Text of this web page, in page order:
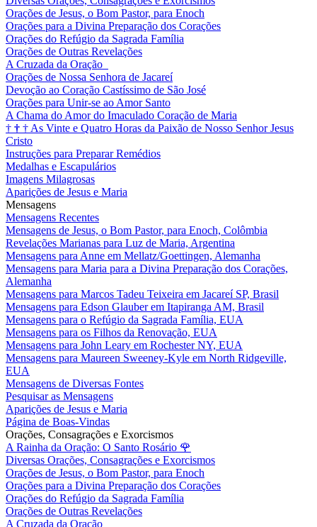
Orações de Jesus, o Bom Pastor, para Enoch
Orações para a Divina Preparação dos Corações
Orações do Refúgio da Sagrada Família
Orações de Outras Revelações
A Cruzada da Oração
Orações de Nossa Senhora de Jacareí
Devoção ao Coração Castíssimo de São José
Orações para Unir-se ao Amor Santo
A Chama do Amor do Imaculado Coração de Maria
† † † As Vinte e Quatro Horas da Paixão de Nosso Senhor Jesus
Cristo
Instruções para Preparar Remédios
Medalhas e Escapulários
Imagens Milagrosas
Aparições de Jesus e Maria
Mensagens
Mensagens Recentes
Mensagens de Jesus, o Bom Pastor, para Enoch, Colômbia
Revelações Marianas para Luz de Maria, Argentina
Mensagens para Anne em Mellatz/Goettingen, Alemanha
Mensagens para Maria para a Divina Preparação dos Corações,
Alemanha
Mensagens para Marcos Tadeu Teixeira em Jacareí SP, Brasil
Mensagens para Edson Glauber em Itapiranga AM, Brasil
Mensagens para o Refúgio da Sagrada Família, EUA
Mensagens para os Filhos da Renovação, EUA
Mensagens para John Leary em Rochester NY, EUA
Mensagens para Maureen Sweeney-Kyle em North Ridgeville,
EUA
Mensagens de Diversas Fontes
Pesquisar as Mensagens
Aparições de Jesus e Maria
Página de Boas-Vindas
Orações, Consagrações e Exorcismos
A Rainha da Oração: O Santo Rosário 🌹
Diversas Orações, Consagrações e Exorcismos
Orações de Jesus, o Bom Pastor, para Enoch
Orações para a Divina Preparação dos Corações
Orações do Refúgio da Sagrada Família
Orações de Outras Revelações
A Cruzada da Oração